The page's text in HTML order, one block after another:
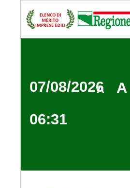
07/08/2026
06:31
A A